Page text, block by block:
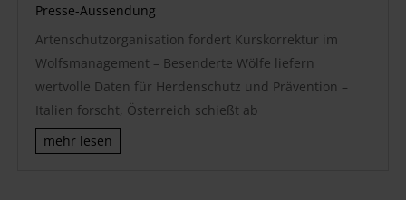
Presse-Aussendung
Artenschutzorganisation fordert Kurskorrektur im
Wolfsmanagement – Besenderte Wölfe liefern
wertvolle Daten für Herdenschutz und Prävention –
Italien forscht, Österreich schießt ab
mehr lesen